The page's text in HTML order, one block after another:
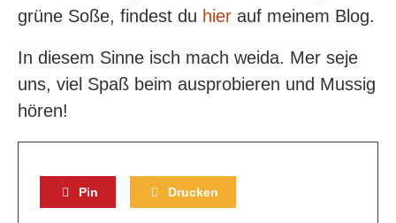
grüne Soße, findest du hier auf meinem Blog.
In diesem Sinne isch mach weida. Mer seje
uns, viel Spaß beim ausprobieren und Mussig
hören!
Pin Drucken